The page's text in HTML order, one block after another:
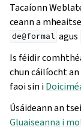
Tacaíonn
ceann a
de@formal agus
Is féidir
chun cáilíocht
faoi sin i
Úsáideann an
Gluaiseanna i